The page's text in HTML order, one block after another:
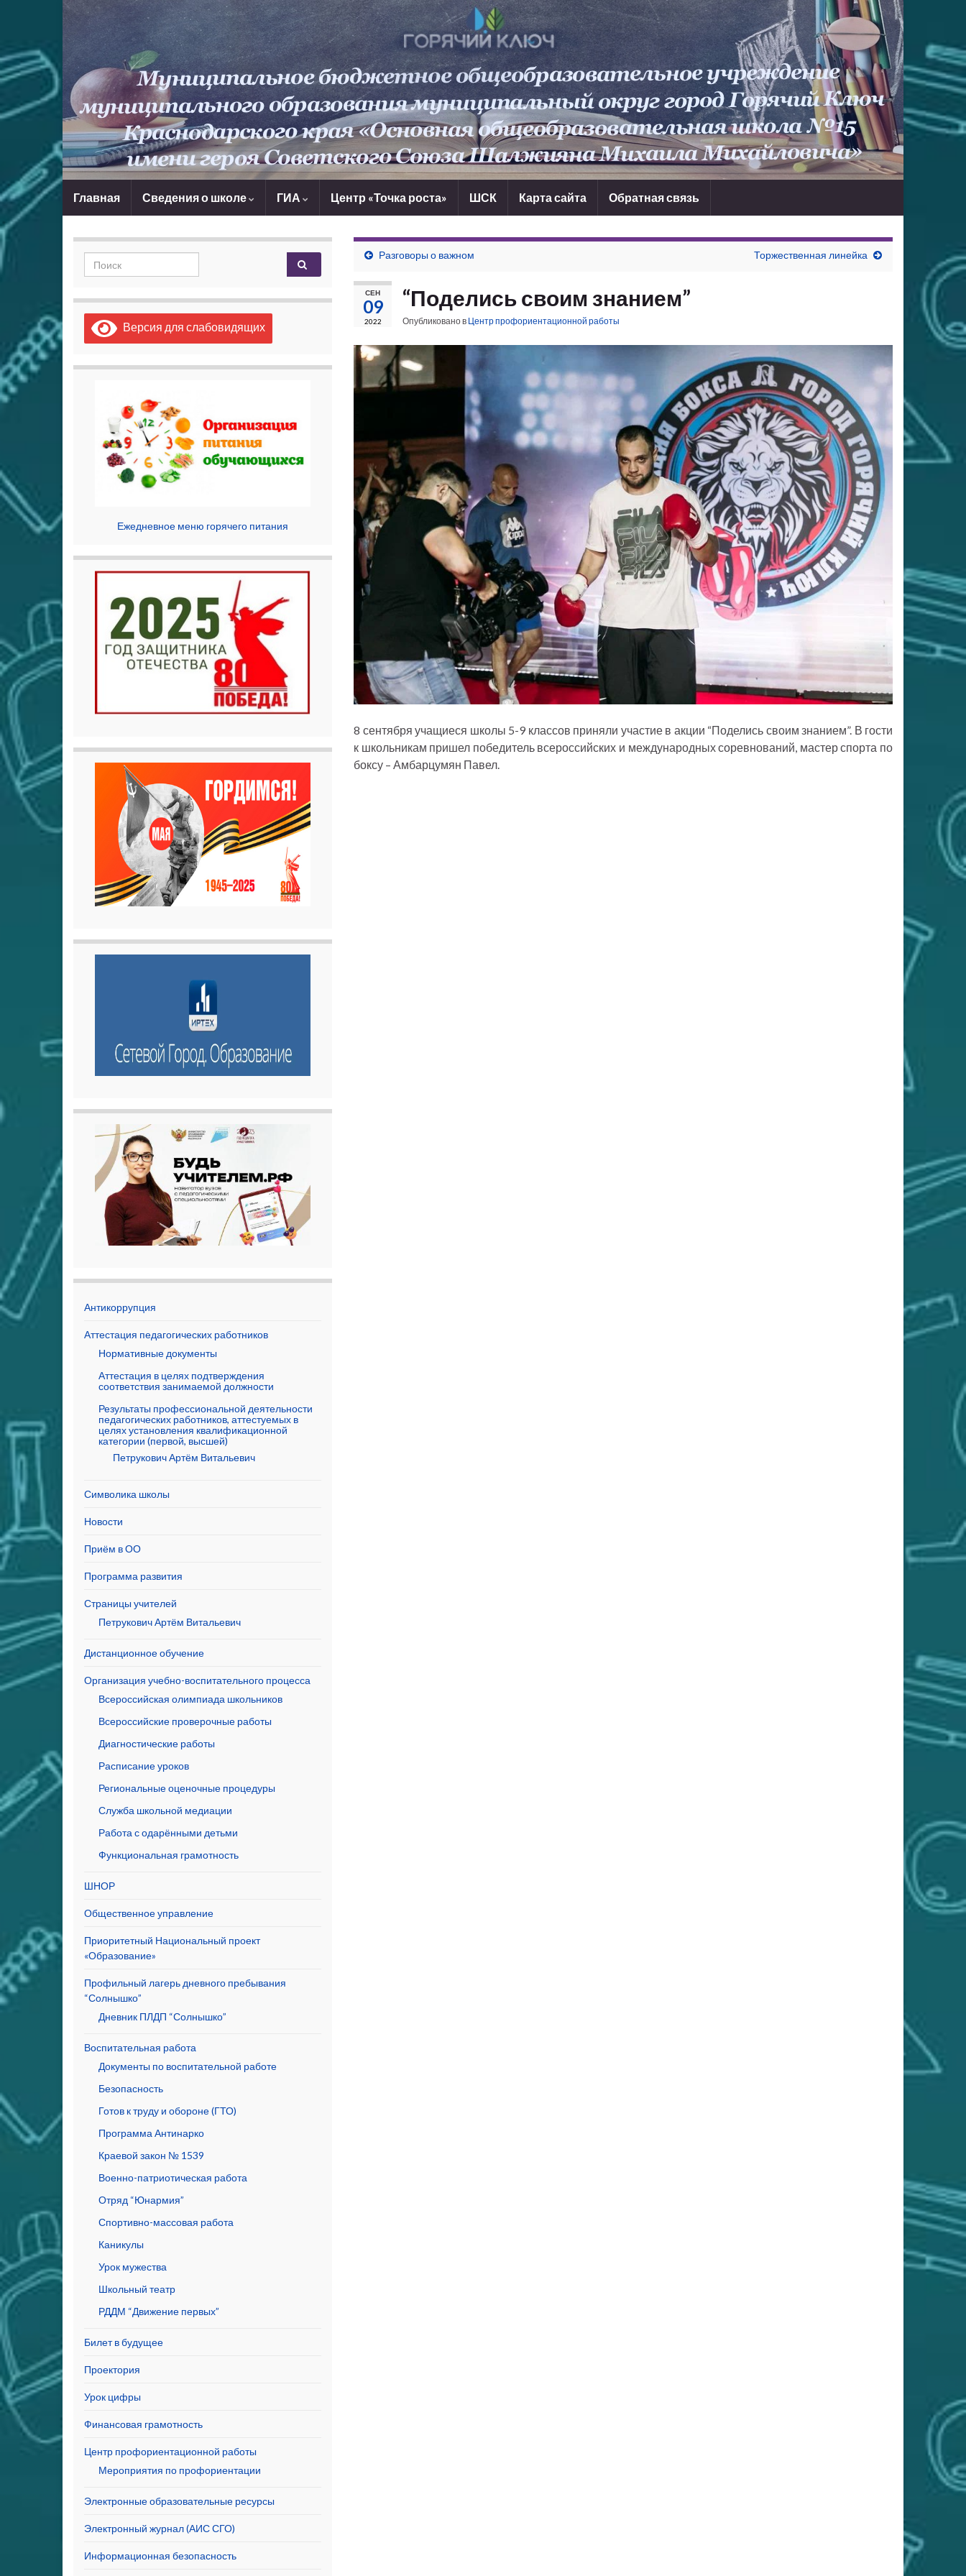
Главная Сведения о школе ГИА Центр «Точка роста» ШСК Карта сайта Обратная связь
Разговоры о важном Торжественная линейка
СЕН
09
2022
“Поделись своим знанием”
Опубликовано в Центр профориентационной работы
8 сентября учащиеся школы 5-9 классов приняли участие в акции “Поделись своим знанием”. В гости
к школьникам пришел победитель всероссийских и международных соревнований, мастер спорта по
боксу – Амбарцумян Павел.
Search for:
Версия для слабовидящих
Ежедневное меню горячего питания
Антикоррупция
Аттестация педагогических работников
Нормативные документы
Аттестация в целях подтверждения
соответствия занимаемой должности
Результаты профессиональной деятельности
педагогических работников, аттестуемых в
целях установления квалификационной
категории (первой, высшей)
Петрукович Артём Витальевич
Символика школы
Новости
Приём в ОО
Программа развития
Страницы учителей
Петрукович Артём Витальевич
Дистанционное обучение
Организация учебно-воспитательного процесса
Всероссийская олимпиада школьников
Всероссийские проверочные работы
Диагностические работы
Расписание уроков
Региональные оценочные процедуры
Служба школьной медиации
Работа с одарёнными детьми
Функциональная грамотность
ШНОР
Общественное управление
Приоритетный Национальный проект
«Образование»
Профильный лагерь дневного пребывания
“Солнышко”
Дневник ПЛДП “Солнышко”
Воспитательная работа
Документы по воспитательной работе
Безопасность
Готов к труду и обороне (ГТО)
Программа Антинарко
Краевой закон № 1539
Военно-патриотическая работа
Отряд “Юнармия”
Спортивно-массовая работа
Каникулы
Урок мужества
Школьный театр
РДДМ “Движение первых”
Билет в будущее
Проектория
Урок цифры
Финансовая грамотность
Центр профориентационной работы
Мероприятия по профориентации
Электронные образовательные ресурсы
Электронный журнал (АИС СГО)
Информационная безопасность